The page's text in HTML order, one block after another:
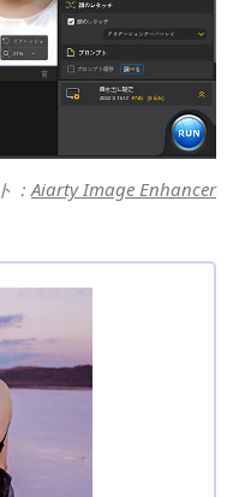
：Aiarty Image Enhancer